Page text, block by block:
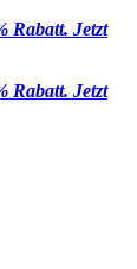
Rabatt. Jetzt
Rabatt. Jetzt